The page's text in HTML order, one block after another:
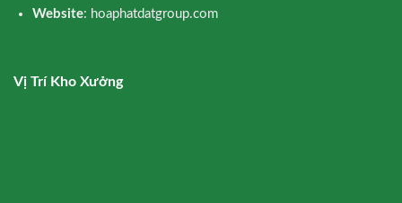
Website: hoaphatdatgroup.com
Vị Trí Kho Xưởng